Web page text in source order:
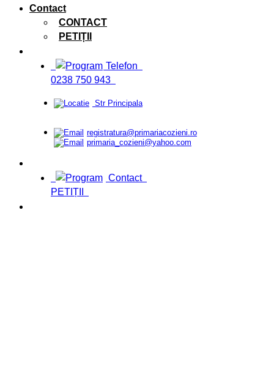
Contact
CONTACT
PETIȚII
Telefon
0238 750 943
Str Principala
registratura@primariacozieni.ro
primaria_cozieni@yahoo.com
Contact
PETIȚII